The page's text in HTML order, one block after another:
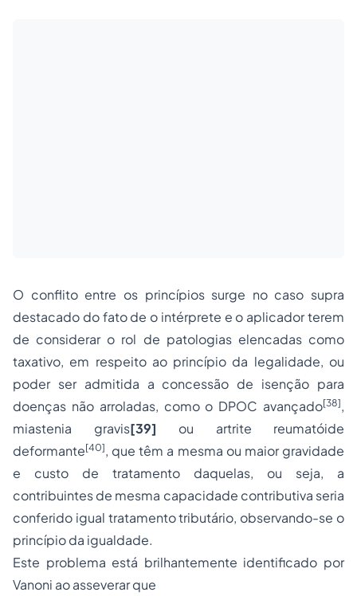
O conflito entre os princípios surge no caso supra
destacado do fato de o intérprete e o aplicador terem
de considerar o rol de patologias elencadas como
taxativo, em respeito ao princípio da legalidade, ou
poder ser admitida a concessão de isenção para
doenças não arroladas, como o DPOC avançado[38],
miastenia gravis[39] ou artrite reumatóide
deformante[40], que têm a mesma ou maior gravidade
e custo de tratamento daquelas, ou seja, a
contribuintes de mesma capacidade contributiva seria
conferido igual tratamento tributário, observando-se o
princípio da igualdade.
Este problema está brilhantemente identificado por
Vanoni ao asseverar que